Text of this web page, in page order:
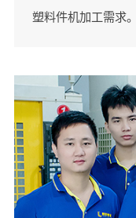
塑料件机加工需求。